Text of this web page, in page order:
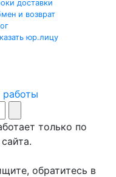
доставки
и возврат
юр.лицу
только по
обратитесь в